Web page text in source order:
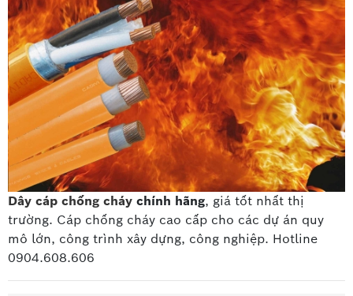
Dây cáp chống cháy chính hãng, giá tốt nhất thị
trường. Cáp chống cháy cao cấp cho các dự án quy
mô lớn, công trình xây dựng, công nghiệp. Hotline
0904.608.606